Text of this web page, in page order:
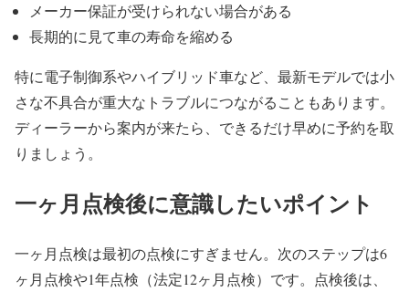
メーカー保証が受けられない場合がある
長期的に見て車の寿命を縮める
特に電子制御系やハイブリッド車など、最新モデルでは小
さな不具合が重大なトラブルにつながることもあります。
ディーラーから案内が来たら、できるだけ早めに予約を取
りましょう。
一ヶ月点検後に意識したいポイント
一ヶ月点検は最初の点検にすぎません。次のステップは6
ヶ月点検や1年点検（法定12ヶ月点検）です。点検後は、